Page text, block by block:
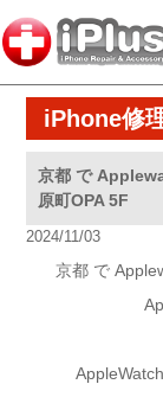
iPhone修
京都 で
原町OPA 5F
2024/11/03
京都 で